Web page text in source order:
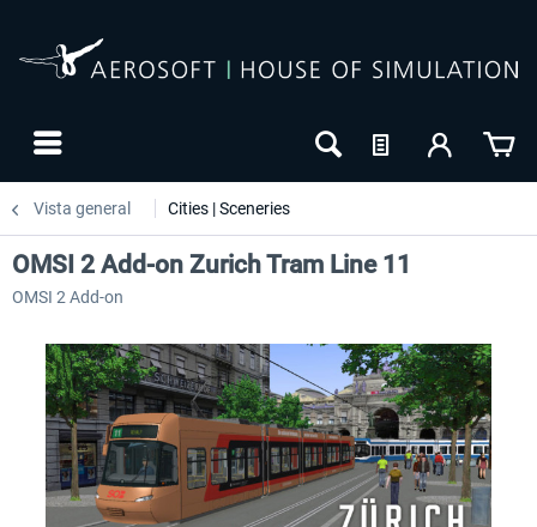
Vista general Cities | Sceneries
OMSI 2 Add-on Zurich Tram Line 11
OMSI 2 Add-on